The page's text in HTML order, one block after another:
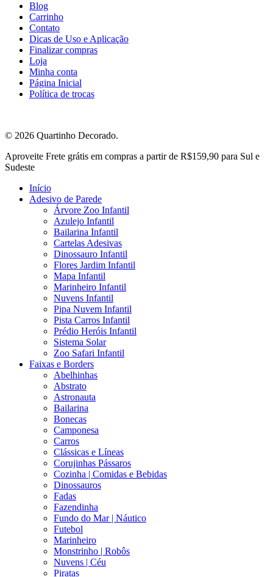
Blog
Carrinho
Contato
Dicas de Uso e Aplicação
Finalizar compras
Loja
Minha conta
Página Inicial
Política de trocas
© 2026 Quartinho Decorado.
Close
Menu
Aproveite Frete grátis em compras a partir de R$159,90 para Sul e
Sudeste
Início
Adesivo de Parede
Árvore Zoo Infantil
Azulejo Infantil
Bailarina Infantil
Cartelas Adesivas
Dinossauro Infantil
Flores Jardim Infantil
Mapa Infantil
Marinheiro Infantil
Nuvens Infantil
Pipa Nuvem Infantil
Pista Carros Infantil
Prédio Heróis Infantil
Sistema Solar
Zoo Safari Infantil
Faixas e Borders
Abelhinhas
Abstrato
Astronauta
Bailarina
Bonecas
Camponesa
Carros
Clássicas e Líneas
Corujinhas Pássaros
Cozinha | Comidas e Bebidas
Dinossauros
Fadas
Fazendinha
Fundo do Mar | Náutico
Futebol
Marinheiro
Monstrinho | Robôs
Nuvens | Céu
Piratas